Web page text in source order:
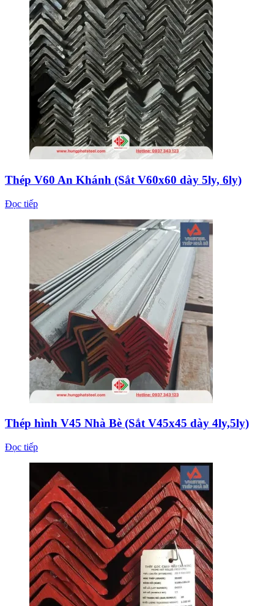
Thép V60 An Khánh (Sắt V60x60 dày 5ly, 6ly)
Đọc tiếp
Thép hình V45 Nhà Bè (Sắt V45x45 dày 4ly,5ly)
Đọc tiếp